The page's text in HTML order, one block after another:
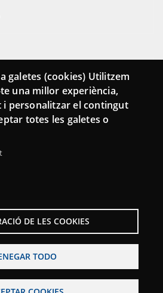
galetes (cookies) Utilitzem
una millor experiència,
personalitzar el contingut
totes les galetes o
DE LES COOKIES
TODO
Aviso legal Accesibilidad